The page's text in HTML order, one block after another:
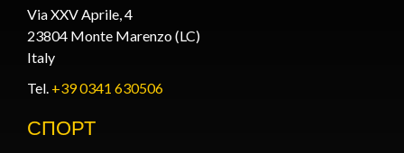
Via XXV Aprile, 4
23804 Monte Marenzo (LC)
Italy
Tel. +39 0341 630506
СПОРТ